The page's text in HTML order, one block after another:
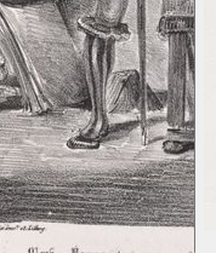
Vizualizează detaliile